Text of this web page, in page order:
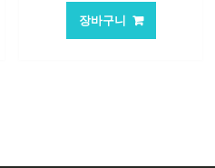
가
격:
장바구니